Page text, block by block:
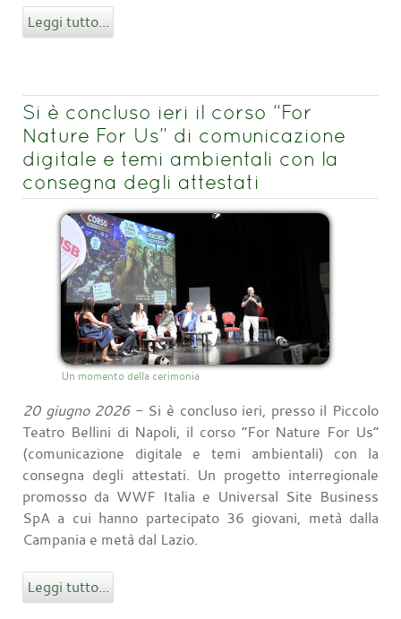
Leggi tutto...
Si è concluso ieri il corso “For
Nature For Us” di comunicazione
digitale e temi ambientali con la
consegna degli attestati
Un momento della cerimonia
20 giugno 2026- Si è concluso ieri, presso il Piccolo
Teatro Bellini di Napoli, il corso “For Nature For Us”
(comunicazione digitale e temi ambientali) con la
consegna degli attestati. Un progetto interregionale
promosso da WWF Italia e Universal Site Business
SpA a cui hanno partecipato 36 giovani, metà dalla
Campania e metà dal Lazio.
Leggi tutto...